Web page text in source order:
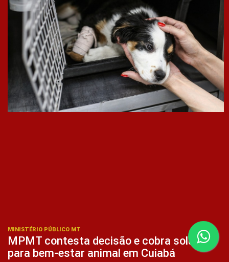
MINISTÉRIO PÚBLICO MT
MPMT contesta decisão e cobra solução
para bem-estar animal em Cuiabá